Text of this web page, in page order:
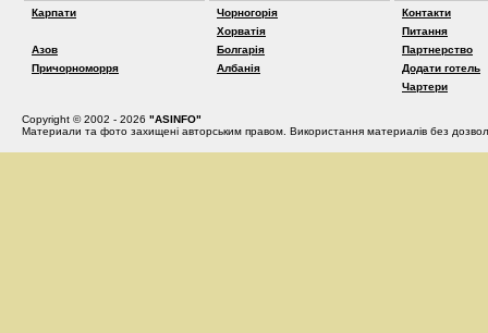
Карпати
Азов
Причорноморря
Чорногорія
Хорватія
Болгарія
Албанія
Контакти
Питання
Партнерство
Додати готель
Чартери
Copyright © 2002 - 2026 "ASINFO"
Материали та фото захищені авторським правом. Використання материалів без